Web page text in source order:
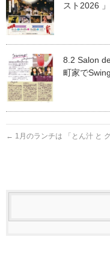
スト2026
8.2 Salon
町家で
← 1月のランチは 「とん汁 と